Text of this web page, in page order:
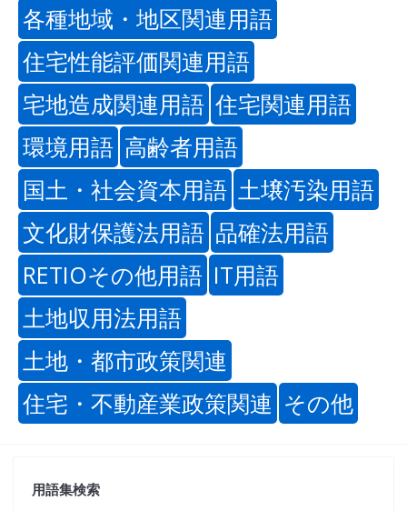
各種地域・地区関連用語
住宅性能評価関連用語
宅地造成関連用語 住宅関連用語
環境用語 高齢者用語
国土・社会資本用語 土壌汚染用語
文化財保護法用語 品確法用語
RETIOその他用語 IT用語
土地収用法用語
土地・都市政策関連
住宅・不動産業政策関連 その他
用語集検索